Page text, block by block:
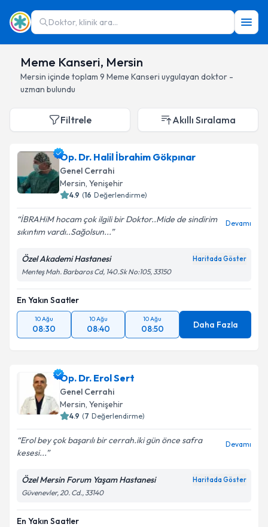
Doktor, klinik ara...
Meme Kanseri, Mersin
Mersin içinde toplam 9 Meme Kanseri uygulayan doktor -
uzman bulundu
Filtrele Akıllı Sıralama
Op. Dr. Halil İbrahim Gökpınar
Genel Cerrahi
Mersin, Yenişehir
4.9 (16 Değerlendirme)
İBRAHiM hocam çok ilgili bir Doktor..Mide de sindirim
sıkıntım vardı..Sağolsun...
Devamı
Özel Akademi Hastanesi Haritada Göster
Menteş Mah. Barbaros Cd, 140.Sk No:105, 33150
En Yakın Saatler
10 Ağu
08:30
10 Ağu
08:40
10 Ağu
08:50 Daha Fazla
Op. Dr. Erol Sert
Genel Cerrahi
Mersin, Yenişehir
4.9 (7 Değerlendirme)
Erol bey çok başarılı bir cerrah.iki gün önce safra
kesesi...
Devamı
Özel Mersin Forum Yaşam Hastanesi Haritada Göster
Güvenevler, 20. Cd., 33140
En Yakın Saatler